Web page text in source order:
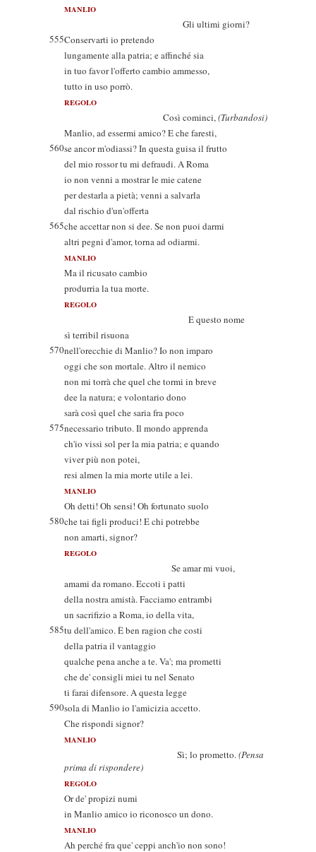
MANLIO
Gli ultimi giorni?
555Conservarti io pretendo
lungamente alla patria; e affinché sia
in tuo favor l'offerto cambio ammesso,
tutto in uso porrò.
REGOLO
Così cominci,(Turbandosi)
Manlio, ad essermi amico? E che faresti,
560se ancor m'odiassi? In questa guisa il frutto
del mio rossor tu mi defraudi. A Roma
io non venni a mostrar le mie catene
per destarla a pietà; venni a salvarla
dal rischio d'un'offerta
565che accettar non si dee. Se non puoi darmi
altri pegni d'amor, torna ad odiarmi.
MANLIO
Ma il ricusato cambio
produrria la tua morte.
REGOLO
E questo nome
sì terribil risuona
570nell'orecchie di Manlio? Io non imparo
oggi che son mortale. Altro il nemico
non mi torrà che quel che tormi in breve
dee la natura; e volontario dono
sarà così quel che saria fra poco
575necessario tributo. Il mondo apprenda
ch'io vissi sol per la mia patria; e quando
viver più non potei,
resi almen la mia morte utile a lei.
MANLIO
Oh detti! Oh sensi! Oh fortunato suolo
580che tai figli produci! E chi potrebbe
non amarti, signor?
REGOLO
Se amar mi vuoi,
amami da romano. Eccoti i patti
della nostra amistà. Facciamo entrambi
un sacrifizio a Roma, io della vita,
585tu dell'amico. È ben ragion che costi
della patria il vantaggio
qualche pena anche a te. Va'; ma prometti
che de' consigli miei tu nel Senato
ti farai difensore. A questa legge
590sola di Manlio io l'amicizia accetto.
Che rispondi signor?
MANLIO
Sì; lo prometto.(Pensa
prima di rispondere)
REGOLO
Or de' propizi numi
in Manlio amico io riconosco un dono.
MANLIO
Ah perché fra que' ceppi anch'io non sono!